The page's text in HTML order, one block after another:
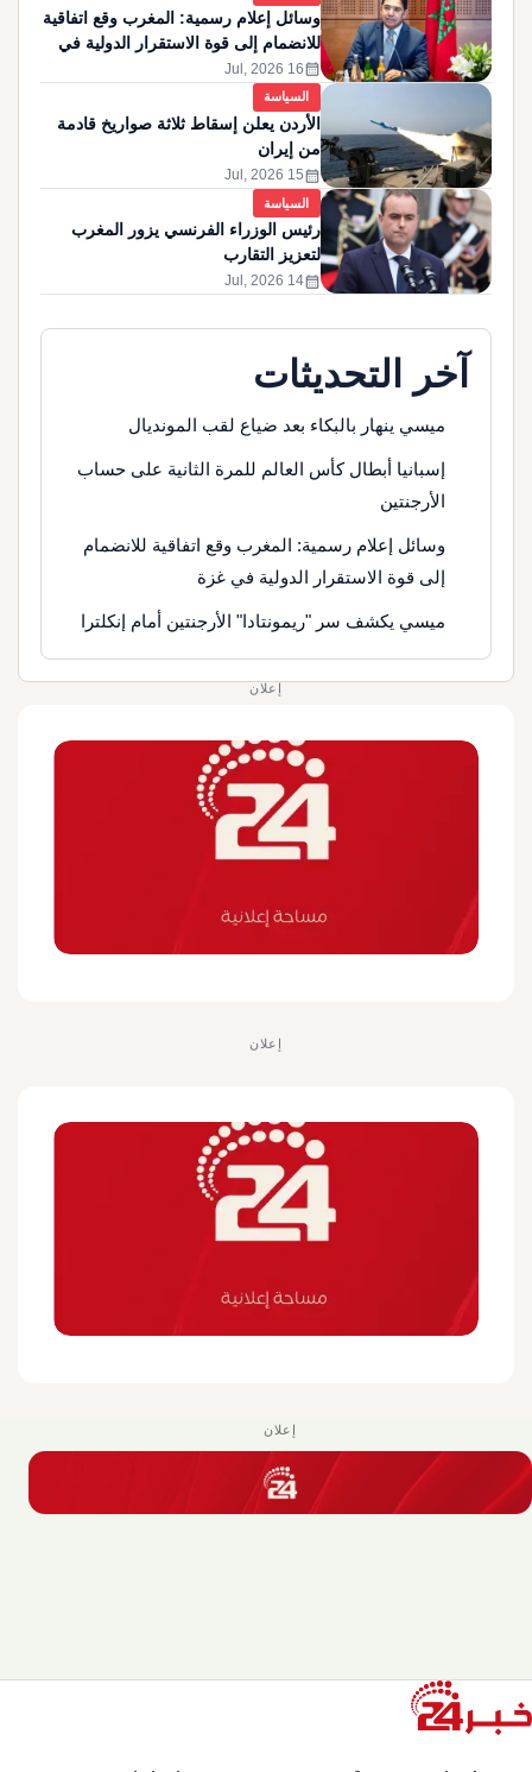
وسائل إعلام رسمية: المغرب وقع اتفاقية
للانضمام إلى قوة الاستقرار الدولية في
غزة
calendar_month
16 Jul, 2026
السياسة
الأردن يعلن إسقاط ثلاثة صواريخ قادمة
من إيران
calendar_month
15 Jul, 2026
السياسة
رئيس الوزراء الفرنسي يزور المغرب
لتعزيز التقارب
calendar_month
14 Jul, 2026
آخر التحديثات
ميسي ينهار بالبكاء بعد ضياع لقب المونديال
إسبانيا أبطال كأس العالم للمرة الثانية على حساب
الأرجنتين
وسائل إعلام رسمية: المغرب وقع اتفاقية للانضمام
إلى قوة الاستقرار الدولية في غزة
ميسي يكشف سر "ريمونتادا" الأرجنتين أمام إنكلترا
إعلان
إعلان
إعلان